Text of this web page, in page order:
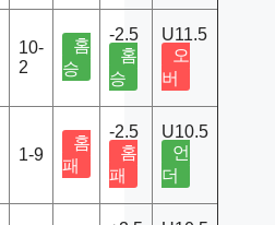
10-
2
홈
승
-2.5
홈
승
U11.5
오
버
1-9
홈
패
-2.5
홈
패
U10.5
언
더